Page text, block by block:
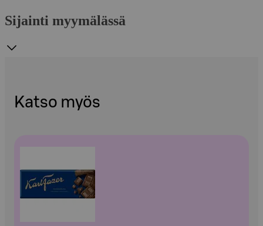
Sijainti myymälässä
Katso myös